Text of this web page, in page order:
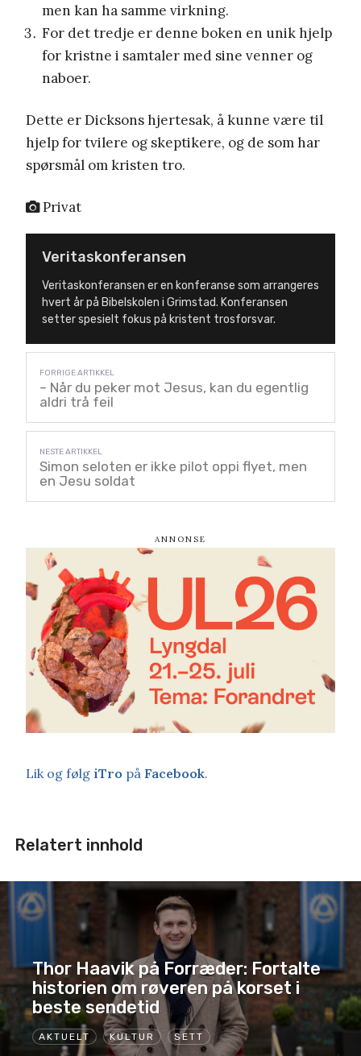
men kan ha samme virkning.
For det tredje er denne boken en unik hjelp
for kristne i samtaler med sine venner og
naboer.
Dette er Dicksons hjertesak, å kunne være til
hjelp for tvilere og skeptikere, og de som har
spørsmål om kristen tro.
Privat
Veritaskonferansen
Veritaskonferansen er en konferanse som arrangeres
hvert år på Bibelskolen i Grimstad. Konferansen
setter spesielt fokus på kristent trosforsvar.
– Når du peker mot Jesus, kan du egentlig
aldri trå feil
Simon seloten er ikke pilot oppi flyet, men
en Jesu soldat
Lik og følg iTro på Facebook.
Relatert innhold
AKTUELT KULTUR SETT
Thor Haavik på Forræder: Fortalte
historien om røveren på korset i
beste sendetid